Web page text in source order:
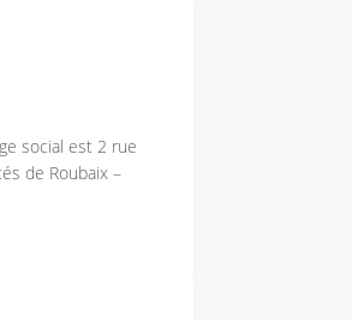
social est 2 rue
de Roubaix –